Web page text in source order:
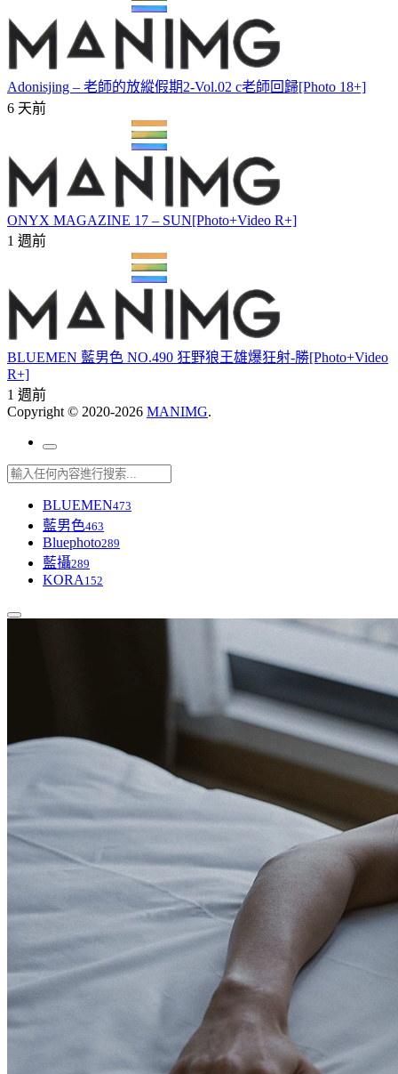
Adonisjing – 老師的放縱假期2-Vol.02 c老師回歸[Photo 18+]
6 天前
ONYX MAGAZINE 17 – SUN[Photo+Video R+]
1 週前
BLUEMEN 藍男色 NO.490 狂野狼王雄爆狂射-勝[Photo+Video
R+]
1 週前
Copyright © 2020-2026 MANIMG.
BLUEMEN473
藍男色463
Bluephoto289
藍攝289
KORA 152